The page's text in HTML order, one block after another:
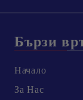
Бързи
Начало
За Нас